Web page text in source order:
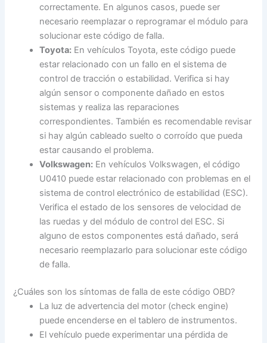
correctamente. En algunos casos, puede ser
necesario reemplazar o reprogramar el módulo para
solucionar este código de falla.
Toyota: En vehículos Toyota, este código puede
estar relacionado con un fallo en el sistema de
control de tracción o estabilidad. Verifica si hay
algún sensor o componente dañado en estos
sistemas y realiza las reparaciones
correspondientes. También es recomendable revisar
si hay algún cableado suelto o corroído que pueda
estar causando el problema.
Volkswagen: En vehículos Volkswagen, el código
U0410 puede estar relacionado con problemas en el
sistema de control electrónico de estabilidad (ESC).
Verifica el estado de los sensores de velocidad de
las ruedas y del módulo de control del ESC. Si
alguno de estos componentes está dañado, será
necesario reemplazarlo para solucionar este código
de falla.
¿Cuáles son los síntomas de falla de este código OBD?
La luz de advertencia del motor (check engine)
puede encenderse en el tablero de instrumentos.
El vehículo puede experimentar una pérdida de